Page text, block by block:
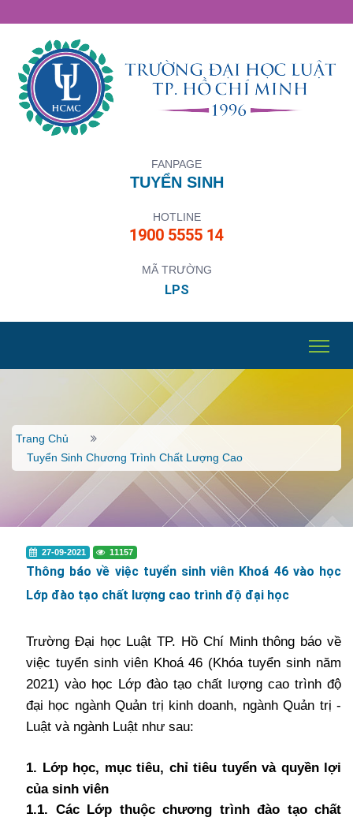
FANPAGE
TUYỂN SINH
HOTLINE
1900 5555 14
MÃ TRƯỜNG
LPS
Trang Chủ
Tuyển Sinh Chương Trình Chất Lượng Cao
27-09-2021 11157
Thông báo về việc tuyển sinh viên Khoá 46 vào học
Lớp đào tạo chất lượng cao trình độ đại học
Trường Đại học Luật TP. Hồ Chí Minh thông báo về
việc tuyển sinh viên Khoá 46 (Khóa tuyển sinh năm
2021) vào học Lớp đào tạo chất lượng cao trình độ
đại học ngành Quản trị kinh doanh, ngành Quản trị -
Luật và ngành Luật như sau:
1. Lớp học, mục tiêu, chỉ tiêu tuyển và quyền lợi
của sinh viên
1.1. Các Lớp thuộc chương trình đào tạo chất